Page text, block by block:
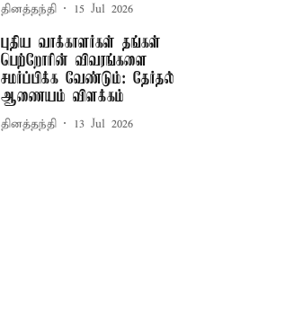
தினத்தந்தி 15 Jul 2026
புதிய வாக்காளர்கள் தங்கள்
பெற்றோரின் விவரங்களை
சமர்ப்பிக்க வேண்டும்: தேர்தல்
ஆணையம் விளக்கம்
தினத்தந்தி 13 Jul 2026